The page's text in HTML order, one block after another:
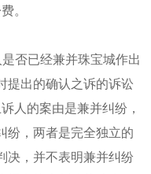
。
否已经兼并珠宝城作出
提出的确认之诉的诉讼
人的案由是兼并纠纷，
纷，两者是完全独立的
决，并不表明兼并纠纷